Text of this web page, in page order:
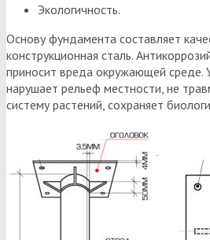
Экологичность.
Основу фундамента составляет
конструкционная сталь.
приносит вреда окружающей среде.
нарушает рельеф местности, не
систему растений, сохраняет